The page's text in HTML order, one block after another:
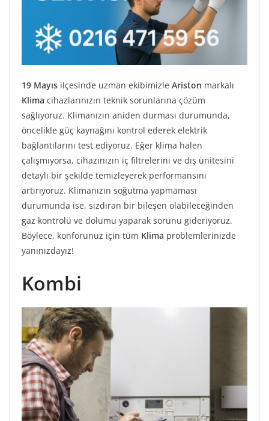
19 Mayıs ilçesinde uzman ekibimizle Ariston markalı
Klima cihazlarınızın teknik sorunlarına çözüm
sağlıyoruz. Klimanızın aniden durması durumunda,
öncelikle güç kaynağını kontrol ederek elektrik
bağlantılarını test ediyoruz. Eğer klima halen
çalışmıyorsa, cihazınızın iç filtrelerini ve dış ünitesini
detaylı bir şekilde temizleyerek performansını
artırıyoruz. Klimanızın soğutma yapmaması
durumunda ise, sızdıran bir bileşen olabileceğinden
gaz kontrolü ve dolumu yaparak sorunu gideriyoruz.
Böylece, konforunuz için tüm Klima problemlerinizde
yanınızdayız!
Kombi